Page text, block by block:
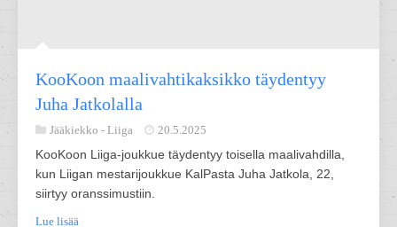
KooKoon maalivahtikaksikko täydentyy
Juha Jatkolalla
Jääkiekko - Liiga 20.5.2025
KooKoon Liiga-joukkue täydentyy toisella maalivahdilla,
kun Liigan mestarijoukkue KalPasta Juha Jatkola, 22,
siirtyy oranssimustiin.
Lue lisää